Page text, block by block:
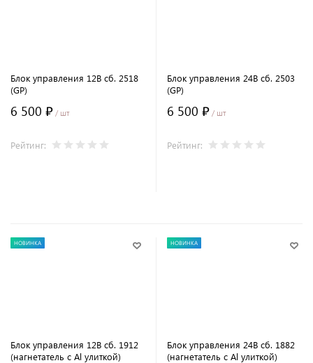
Блок управления 12В сб. 2518
(GP)
6 500 ₽ / шт
Рейтинг:
Блок управления 24В сб. 2503
(GP)
6 500 ₽ / шт
Рейтинг:
НОВИНКА
Блок управления 12В сб. 1912
(нагнетатель с Al улиткой)
НОВИНКА
Блок управления 24В сб. 1882
(нагнетатель с Al улиткой)